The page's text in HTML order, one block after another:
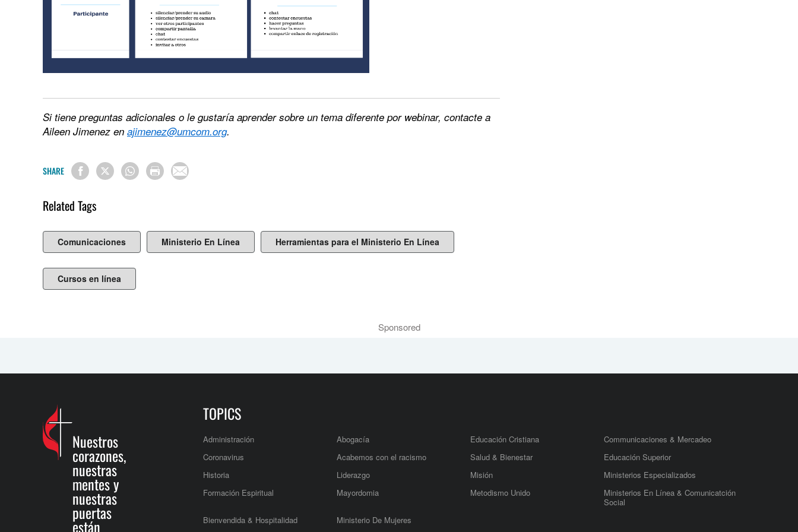
Si tiene preguntas adicionales o le gustaría aprender sobre un tema diferente por webinar, contacte a
Aileen Jimenez en ajimenez@umcom.org.
SHARE
Related Tags
Comunicaciones Ministerio En Línea Herramientas para el Ministerio En Línea
Cursos en línea
Sponsored
Nuestros
corazones,
nuestras
mentes y
nuestras
puertas
están
TOPICS
Administración Abogacía Educación Cristiana
Communicaciones & Mercadeo
Coronavirus
Acabemos con el racismo Salud & Bienestar
Educación Superior
Historia
Liderazgo Misión
Ministerios Especializados
Formación Espiritual
Mayordomia Metodismo Unido
Ministerios En Línea & Comunicatción
Social
Bienvendida & Hospitalidad
Ministerio De Mujeres